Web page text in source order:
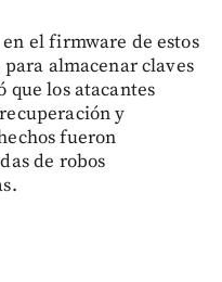
el firmware de estos
almacenar claves
que los atacantes
y
fueron
de robos